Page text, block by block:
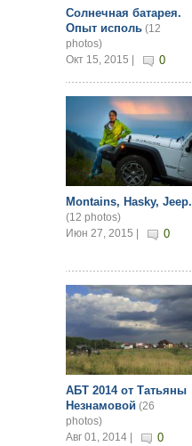
Солнечная батарея.
Опыт исполь (12
photos)
Окт 15, 2015 |
0
Montains, Hasky, Jeep.
(12 photos)
Июн 27, 2015 |
0
АБТ 2014 от Татьяны
Незнамовой (26
photos)
Авг 01, 2014 |
0